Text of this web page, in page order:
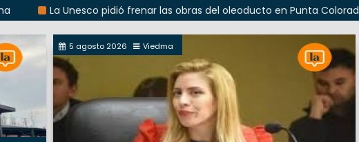
La Unesco pidió frenar las obras del oleoducto en Punta Colorada
5 agosto 2026 Viedma